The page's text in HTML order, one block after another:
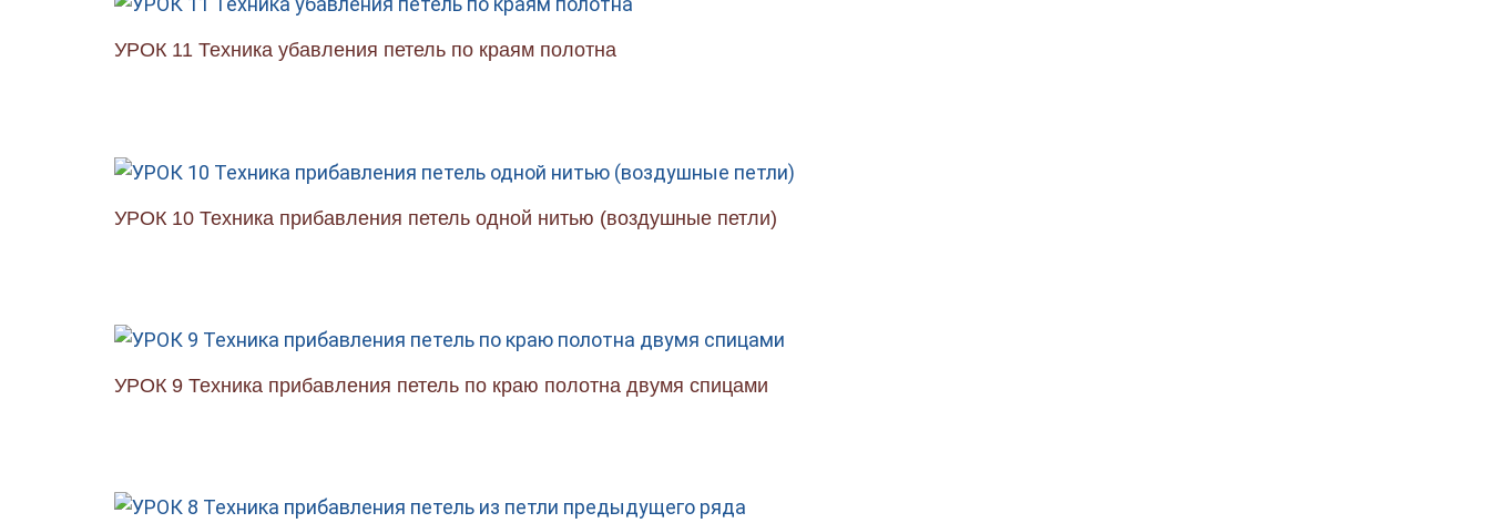
УРОК 11 Техника убавления петель по краям полотна
УРОК 10 Техника прибавления петель одной нитью (воздушные петли)
УРОК 9 Техника прибавления петель по краю полотна двумя спицами